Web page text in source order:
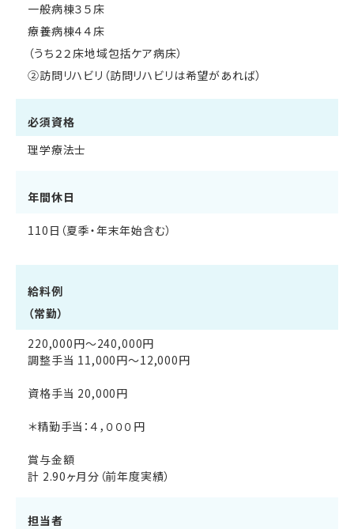
一般病棟３５床
療養病棟４４床
（うち２２床地域包括ケア病床）
②訪問リハビリ（訪問リハビリは希望があれば）
必須資格
理学療法士
年間休日
110日（夏季・年末年始含む）
給料例
（常勤）
220,000円〜240,000円
調整手当 11,000円〜12,000円
資格手当 20,000円
＊精勤手当：４，０００円
賞与金額
計 2.90ヶ月分（前年度実績）
担当者